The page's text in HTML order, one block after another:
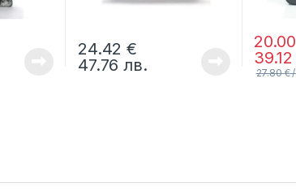
24.42€
47.76лв.
20.00
39.12
27.80€